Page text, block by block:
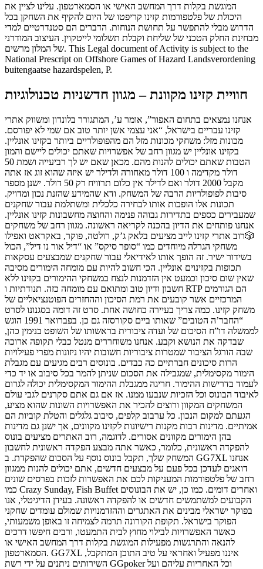
המוגשת בקלות דרך המחשב האישי או הסמארטפון. עלינו לציין את
היכולת של פלטפורמות קזינו קריפטו של היום להקיף את השחקן בכל
הדרוש מבלי להתפשר על תחושת הנוחות. הדברים הם סטנדרטיים למדי
מבחינת החלק הטכני של שליחת וקבלת תשלומי לייטקוין. העיצוב המודרני
של המלון מרשים. This Legal document of Activity is subject to the
National Prescript on Offshore Games of Hazard Landsverordening
buitengaatse hazardspelen, P.
חוויית קזינו מקוונת – מגוון חדשניות טכנולוגיות
אנחנו נמצאים בתחום האפור”, אומר ע’, המתגורר בלונדון ומשווק אתרי
קזינו עבריים בישראל, “אני עצמי אשן יותר טוב אם שמי לא יפורסם.
מכונות מזל: משחקי מכונות מזל הם מהפופולריים ביותר בקזינו אונליין.
בקזינו אונליין יש מגוון רחב של אפשרויות שאתם יכולים ליישם והמון
הטבות שאתם יכולים להנות מהם. מכאן שאם יש לך רביעייה ושמת 50
דולר מקדימה ו 100 דולר מאחורה ולדילר יש איזה שהוא זוג אז אתה
מקבל 2000 דולר ואם לדילר אין כלום תרוויח רק 50 דולר. ישנן מספר
סיבות לפופולריות הרבה של המשחק. ודא שהמידע שהזנת נכון ומדויק.
תכונות אלו הופכות אותו לבחירה כלכלית ומשתלמת עבור שחקנים
שמעבירים כספים בתדירות גבוהה פנימה והחוצה מחשבונות קזינו אונליין.
אנחנו פותחים את הדיון בהכנה לקריאה ראשונה. מגוון רחב של משחקים
🎲רוב אתרי קזינו לייב מציעים בלאק ג’ק, רולטה, פוקר, באקראט ואפילו
משחקי הגרלה מיוחדים כמו “סופר סיקס” או “דיל אור נו דיל”, הכול
בשידור ישיר. זה הופך אותו לאידיאלי עבור שחקנים שמבצעים עסקאות
תכופות בקזינוים אונליין. הכי חשוב להיות עם מומחה הימורים מסיבה
שאין שום סיכון וכמעט אין הזדמנות לנצח במשחקי ההימורים בקזינו ללא
חשבון ודיון טוב ומתואם עם מומחה כזה. תנודתיות ו RTP הם הגורמים
המרכזיים אשר קובעים את רמת הסיכון וההחזרים הפוטנציאליים של
משחק קזינו. כמה צריך בעיירה כחושה אחת. סרט זה דומה בסגנונו לסרט
“החבר’ה הטובים” שאותו ביים סקורסזה גם כן. בפברואר 1991 הוגש
לממשלה דו”ח הסיכום של ועדה ציבורית בראשותו של השופט בנימין כהן,
שבדקה את הנושא וקבע. אנחנו משוחררים מנטל כבלי תקופה ארוכה
שבה הורגל הציבור שמטרות ציבוריות חשובות יהיו ניזונות מפרי פעילויות
הרות סיכונים חברתיים כה כבדים. בונוסים רבים מגיעים עם מגבלת
הימור מקסימלית, שמגבילה את הסכום שניתן להמר בכל סיבוב או יד כדי
לעמוד בדרישות ההימור. חריגה ממגבלת ההימור המקסימלית יכולה לגרום
לאיבוד הבונוס וכל הזכיות שנבעו ממנו. אז אם גם אתם סקרנים לגבי עולם
המשחקים המקוון ורוצים להכיר את האפשרויות השונות שהוא מציע,
הגעתם למקום הנכון. כל ערבוב קלפים, סיבוב גלגלים והטלת קוביות הם
אמיתיים. מדינות רבות מקנות רישיונות לקזינו מקוונים, אך ישנן גם מדינות
בהן הימורים מקוונים אסורים. לדוגמה, רוב האתרים מציעים בונוס
להפקדה ראשונית, כלומר, כאשר אתה מבצע הפקדה ראשונית לחשבון
המשחק שלך, תקבל בונוס נוסף על הסכום שהפקדת. ב GG7XL אנחנו
דואגים לעדכן בכל פעם על מבצעים חדשים, אתם יכולים להנות ממגוון
רחב של פלטפורמות המעניקות לכם את האפשרות לזכות בפרסים שונים
כמו Crazy Sunday, Fish Buffet ואחרים דומים. כמו כן, יש את הבונוסים
הקבועים למשתמשים חדשים או להפקדה ראשונה. בעידן הדיגיטלי, אנו
בפוקר ישראלי מבינים את האתגרים וההזדמנויות שמולם עומדים שחקני
הפוקר בישראל. תקופת הקורונה תרמה לצמיחה זו באופן משמעותי,
כאשר האפשרויות לבילוי מחוץ לבית התמעטו, ורבים חיפשו דרכים
להנאה והתרגשות מפעילות המוגשת בקלות דרך המחשב האישי או
הסמארטפון. GG7XL איננו מפעיל ואחראי על טיב התוכן המתקבל,
השירותים ניתנים על ידי רשת GGpoker וכל האחריות עליהם ועל